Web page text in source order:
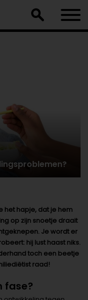
het hapje, dat je hem
op zijn snoetje draait
Je wordt er
hij lust haast niks.
toch een beetje
raad!
fase?